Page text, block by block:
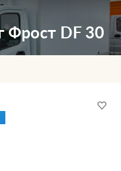
Фрост DF 30